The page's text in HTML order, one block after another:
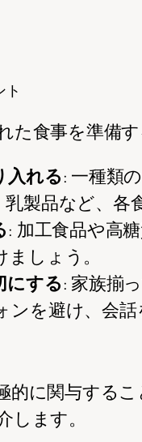
ト
た食事を準備
入れる: 一種類
製品など、各
: 加工食品や高
しょう。
にする: 家族揃
ンを避け、会
的に関与する
します。